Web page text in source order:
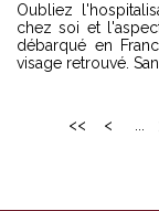
Oubliez
chez soi et
débarqué en
visage retrouvé.
<<
<